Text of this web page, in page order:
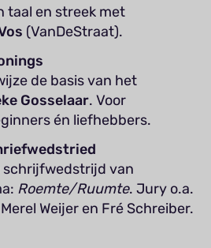
taal en streek met
(VanDeStraat).
de basis van het
Gosselaar. Voor
én liefhebbers.
schrijfwedstrijd van
Roemte/Ruumte. Jury o.a.
Weijer en Fré Schreiber.